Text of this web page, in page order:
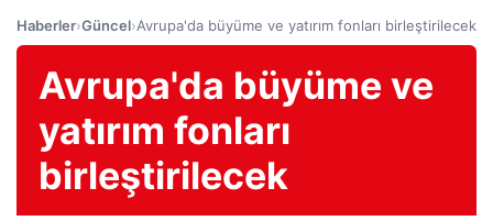
Haberler›Güncel›Avrupa'da büyüme ve yatırım fonları birleştirilecek
Avrupa'da büyüme ve
yatırım fonları
birleştirilecek